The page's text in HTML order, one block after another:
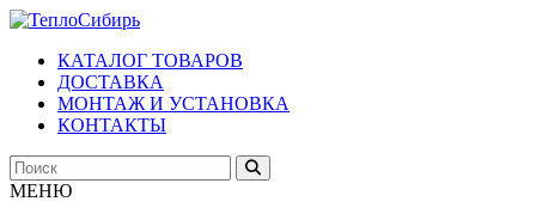
КАТАЛОГ ТОВАРОВ
ДОСТАВКА
МОНТАЖ И УСТАНОВКА
КОНТАКТЫ
МЕНЮ